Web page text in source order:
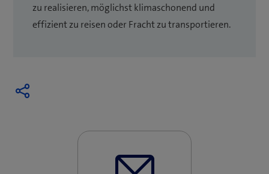
zu realisieren, möglichst klimaschonend und
effizient zu reisen oder Fracht zu transportieren.